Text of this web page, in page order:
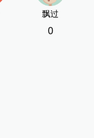
飘过
0